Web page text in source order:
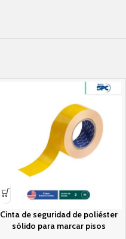
Cinta de seguridad de poliéster
sólido para marcar pisos